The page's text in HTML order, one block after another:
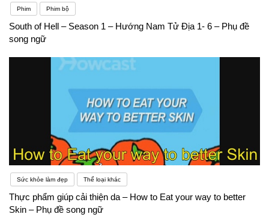
Phim Phim bộ
South of Hell – Season 1 – Hướng Nam Tử Địa 1- 6 – Phụ đề
song ngữ
Sức khỏe làm đẹp Thể loại khác
Thực phẩm giúp cải thiện da – How to Eat your way to better
Skin – Phụ đề song ngữ